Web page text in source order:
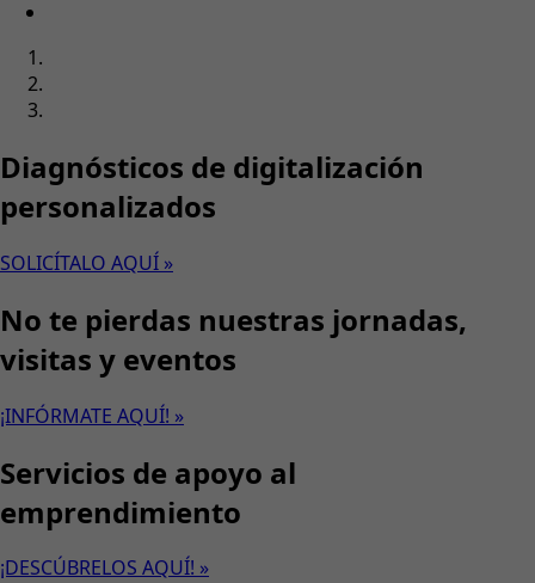
Diagnósticos de digitalización
personalizados
SOLICÍTALO AQUÍ »
No te pierdas nuestras jornadas,
visitas y eventos
¡INFÓRMATE AQUÍ! »
Servicios de apoyo al
emprendimiento
¡DESCÚBRELOS AQUÍ! »